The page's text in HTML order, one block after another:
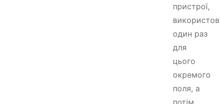
пристрої,
один раз
для
цього
окремого
поля, а
потім